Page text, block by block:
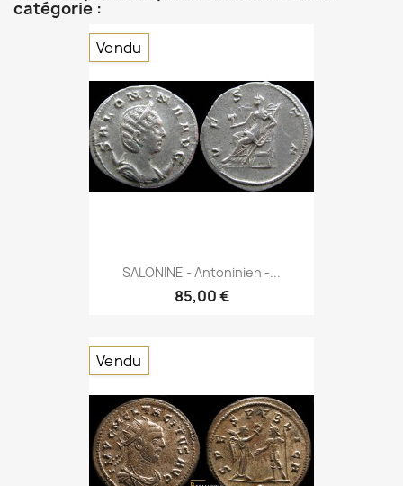
catégorie :
SALONINE - Antoninien -...
85,00 €
Vendu
Vendu